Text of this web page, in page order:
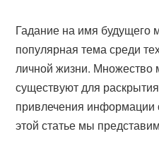
Гадание на имя будущего
популярная тема среди
личной жизни. Множество
существуют для
привлечения
этой статье мы